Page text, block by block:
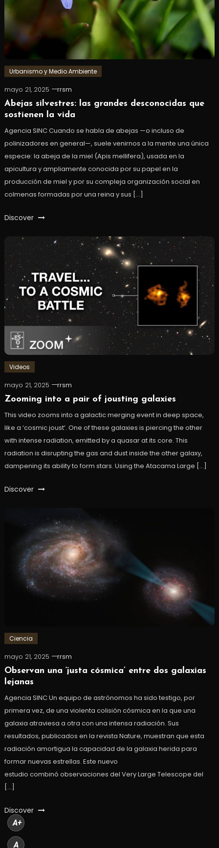
Urbanismo y Medio Ambiente
mayo 21, 2025
rrsm
Abejas silvestres: las grandes desconocidas que
sostienen la vida
Agencia SINC Cuando se habla de abejas —o incluso de
polinizadores en general—, suele venirnos a la mente una única
especie: la abeja de la miel (Apis mellifera), usada en la
apicultura y ampliamente conocida por su papel en la
producción de miel y por su compleja organización social en
colmenas formadas por una reina y sus […]
Discover
Videos
mayo 21, 2025
rrsm
Zooming into a pair of jousting galaxies
This video zooms into a galactic merging event in deep space,
like a ‘cosmic joust’. One of these galaxies is piercing the other
with intense radiation, emitted by a quasar at its core. This
radiation is disrupting the gas and dust inside the other galaxy,
dampening its ability to form stars. Using the Atacama Large […]
Discover
Ciencia
mayo 21, 2025
rrsm
Observan una ‘justa cósmica’ entre dos galaxias
lejanas
Agencia SINC Un equipo de astrónomos ha sido testigo, por
primera vez, de una violenta colisión cósmica en la que una
galaxia atraviesa a otra con una intensa radiación. Sus
resultados, publicados en la revista Nature, muestran que esta
radiación amortigua la capacidad de la galaxia herida para
formar nuevas estrellas. Este nuevo
estudio combinó observaciones del Very Large Telescope del
[…]
Discover
A+
A